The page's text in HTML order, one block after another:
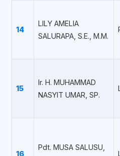
14
LILY AMELIA
SALURAPA, S.E., M.M.
15
Ir. H. MUHAMMAD
NASYIT UMAR, SP.
16
Pdt. MUSA SALUSU,